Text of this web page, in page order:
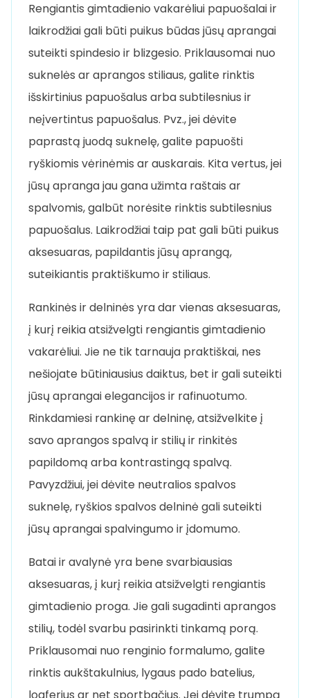
Rengiantis gimtadienio vakarėliui papuošalai ir
laikrodžiai gali būti puikus būdas jūsų aprangai
suteikti spindesio ir blizgesio. Priklausomai nuo
suknelės ar aprangos stiliaus, galite rinktis
išskirtinius papuošalus arba subtilesnius ir
neįvertintus papuošalus. Pvz., jei dėvite
paprastą juodą suknelę, galite papuošti
ryškiomis vėrinėmis ar auskarais. Kita vertus, jei
jūsų apranga jau gana užimta raštais ar
spalvomis, galbūt norėsite rinktis subtilesnius
papuošalus. Laikrodžiai taip pat gali būti puikus
aksesuaras, papildantis jūsų aprangą,
suteikiantis praktiškumo ir stiliaus.
Rankinės ir delninės yra dar vienas aksesuaras,
į kurį reikia atsižvelgti rengiantis gimtadienio
vakarėliui. Jie ne tik tarnauja praktiškai, nes
nešiojate būtiniausius daiktus, bet ir gali suteikti
jūsų aprangai elegancijos ir rafinuotumo.
Rinkdamiesi rankinę ar delninę, atsižvelkite į
savo aprangos spalvą ir stilių ir rinkitės
papildomą arba kontrastingą spalvą.
Pavyzdžiui, jei dėvite neutralios spalvos
suknelę, ryškios spalvos delninė gali suteikti
jūsų aprangai spalvingumo ir įdomumo.
Batai ir avalynė yra bene svarbiausias
aksesuaras, į kurį reikia atsižvelgti rengiantis
gimtadienio proga. Jie gali sugadinti aprangos
stilių, todėl svarbu pasirinkti tinkamą porą.
Priklausomai nuo renginio formalumo, galite
rinktis aukštakulnius, lygaus pado batelius,